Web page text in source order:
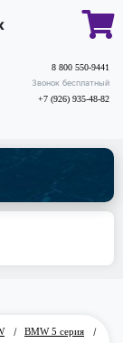
8 800 550-9441
Звонок бесплатный
+7 (926) 935-48-82
/ BMW 5 серия
/